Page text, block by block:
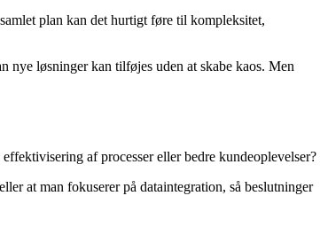
plan kan det hurtigt føre til kompleksitet,
nye løsninger kan tilføjes uden at skabe kaos. Men
af processer eller bedre kundeoplevelser?
at man fokuserer på dataintegration, så beslutninger